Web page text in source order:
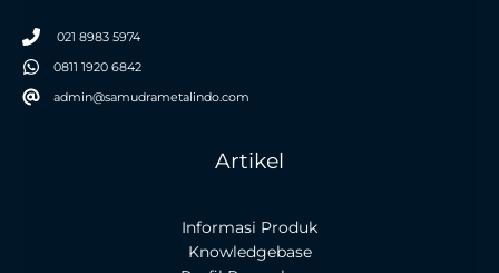
021 8983 5974
0811 1920 6842
admin@samudrametalindo.com
Artikel
Informasi Produk
Knowledgebase